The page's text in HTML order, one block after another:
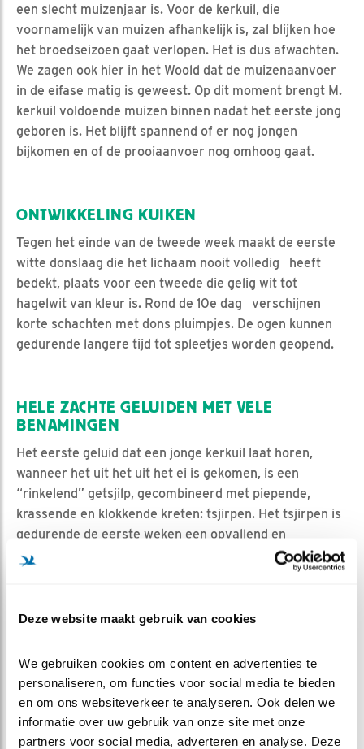
Deze website maakt gebruik van cookies
We gebruiken cookies om content en advertenties te
personaliseren, om functies voor social media te bieden
en om ons websiteverkeer te analyseren. Ook delen we
informatie over uw gebruik van onze site met onze
partners voor social media, adverteren en analyse. Deze
een slecht muizenjaar is. Voor de kerkuil, die
voornamelijk van muizen afhankelijk is, zal blijken hoe
het broedseizoen gaat verlopen. Het is dus afwachten.
We zagen ook hier in het Woold dat de muizenaanvoer
in de eifase matig is geweest. Op dit moment brengt M.
kerkuil voldoende muizen binnen nadat het eerste jong
geboren is. Het blijft spannend of er nog jongen
bijkomen en of de prooiaanvoer nog omhoog gaat.
ONTWIKKELING KUIKEN
Tegen het einde van de tweede week maakt de eerste
witte donslaag die het lichaam nooit volledig heeft
bedekt, plaats voor een tweede die gelig wit tot
hagelwit van kleur is. Rond de 10e dag verschijnen
korte schachten met dons pluimpjes. De ogen kunnen
gedurende langere tijd tot spleetjes worden geopend.
HELE ZACHTE GELUIDEN MET VELE
BENAMINGEN
Het eerste geluid dat een jonge kerkuil laat horen,
wanneer het uit het uit het ei is gekomen, is een
“rinkelend” getsjilp, gecombineerd met piepende,
krassende en klokkende kreten: tsjirpen. Het tsjirpen is
gedurende de eerste weken een opvallend en
karakteristiek geluid bij de jonge kerkuilen. Het geluid
wordt veelal gehoord vlak vóór, tijdens en na het
van de jonge uilen niet onder de beschermende
ademhaling, het getsjirp horen. De geluiden van de
jonge kerkuilen worden in de literatuur van allerlei
namen voorzien: zirpen, piepen, pépie, zirplaut,
wimmern, chittering. Het tsjirpen omvat een scala aan
fijne geluidjes. Tegen het einde van de eerste